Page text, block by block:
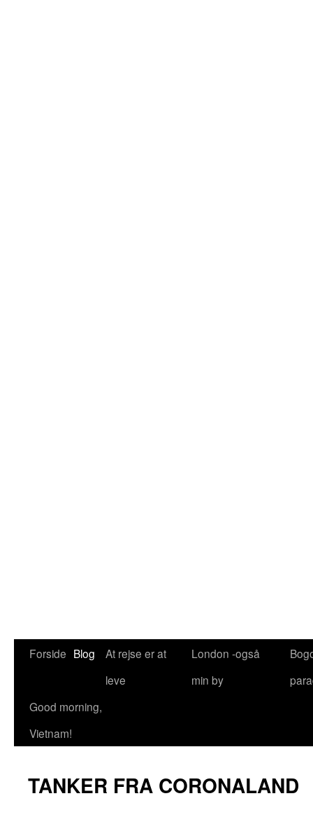
Forside Blog
At rejse er at
leve
London -også
min by
Good morning,
Vietnam!
TANKER FRA CORONALAND